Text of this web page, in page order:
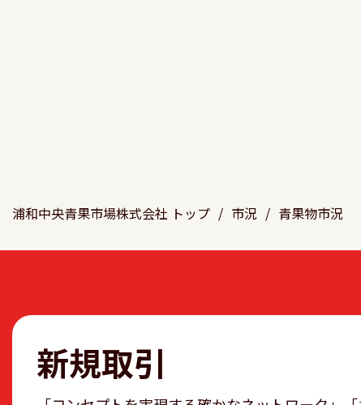
浦和中央青果市場株式会社 トップ / 市況 / 青果物市況
新規取引